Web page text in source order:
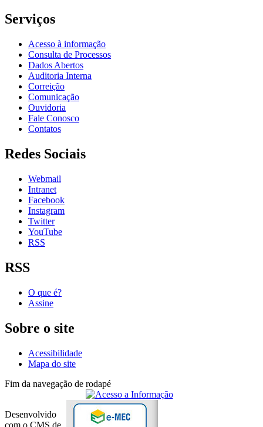
Serviços
Acesso à informação
Consulta de Processos
Dados Abertos
Auditoria Interna
Correição
Comunicação
Ouvidoria
Fale Conosco
Contatos
Redes Sociais
Webmail
Intranet
Facebook
Instagram
Twitter
YouTube
RSS
RSS
O que é?
Assine
Sobre o site
Acessibilidade
Mapa do site
Fim da navegação de rodapé
Desenvolvido
com o CMS de